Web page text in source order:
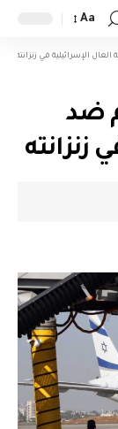
Aa
الإسرائيلية في زنزانته
ضد
زنزانته